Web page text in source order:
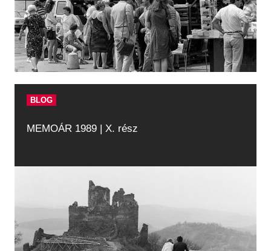
BLOG
MEMOÁR 1989 | X. rész